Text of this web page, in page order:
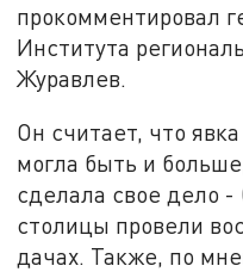
прокомментировал
Института
Журавлев.
Он считает, что
могла быть и
сделала свое дело
столицы провели
дачах. Также, по